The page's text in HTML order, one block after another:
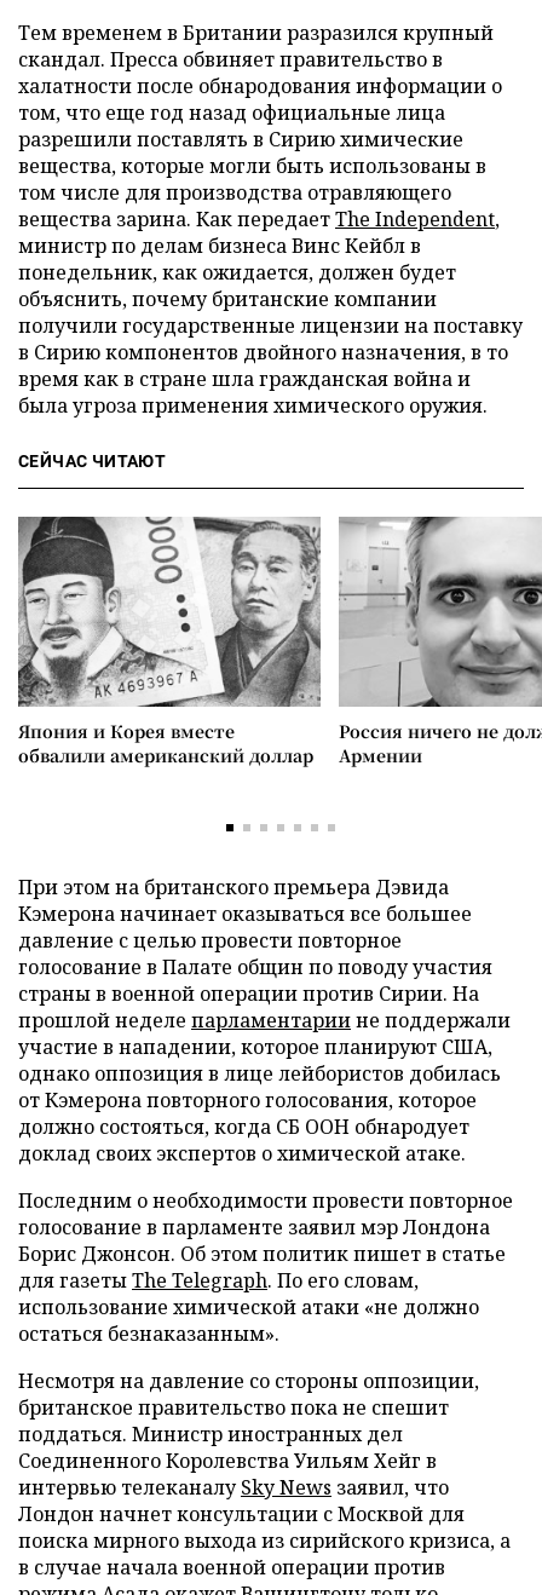
Тем временем в Британии разразился крупный
скандал. Пресса обвиняет правительство в
халатности после обнародования информации о
том, что еще год назад официальные лица
разрешили поставлять в Сирию химические
вещества, которые могли быть использованы в
том числе для производства отравляющего
вещества зарина. Как передаетThe Independent,
министр по делам бизнеса Винс Кейбл в
понедельник, как ожидается, должен будет
объяснить, почему британские компании
получили государственные лицензии на поставку
в Сирию компонентов двойного назначения, в то
время как в стране шла гражданская война и
была угроза применения химического оружия.
СЕЙЧАС ЧИТАЮТ
Япония и Корея вместе
обвалили американский доллар
Россия ничего не
Армении
При этом на британского премьера Дэвида
Кэмерона начинает оказываться все большее
давление с целью провести повторное
голосование в Палате общин по поводу участия
страны в военной операции против Сирии. На
прошлой неделе парламентариине поддержали
участие в нападении, которое планируют США,
однако оппозиция в лице лейбористов добилась
от Кэмерона повторного голосования, которое
должно состояться, когда СБ ООН обнародует
доклад своих экспертов о химической атаке.
Последним о необходимости провести повторное
голосование в парламенте заявил мэр Лондона
Борис Джонсон. Об этом политик пишет в статье
для газетыThe Telegraph. По его словам,
использование химической атаки «не должно
остаться безнаказанным».
Несмотря на давление со стороны оппозиции,
британское правительство пока не спешит
поддаться. Министр иностранных дел
Соединенного Королевства Уильям Хейг в
интервью телеканалуSky News заявил, что
Лондон начнет консультации с Москвой для
поиска мирного выхода из сирийского кризиса, а
в случае начала военной операции против